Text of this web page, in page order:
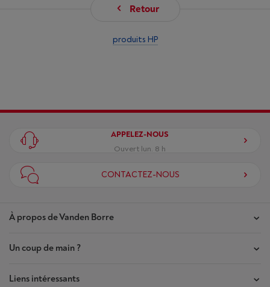
Retour
produits HP
À propos de Vanden Borre
Nos magasins
Contrat de Confiance
Un coup de main ?
Liens intéressants
APPELEZ-NOUS
Ouvert lun. 8 h
CONTACTEZ-NOUS